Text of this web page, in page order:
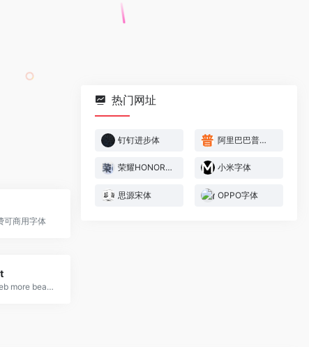
可商用字体
Making the web more beautiful, fast, and open through great typography
热门网址
钉钉进步体 阿里巴巴普惠体
荣耀HONOR字体 小米字体
思源宋体 OPPO字体